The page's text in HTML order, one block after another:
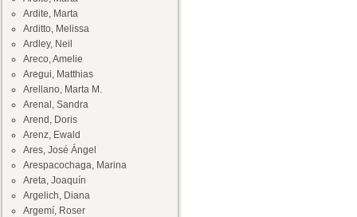
Ardite, Marta
Arditto, Melissa
Ardley, Neil
Areco, Amelie
Aregui, Matthias
Arellano, Marta M.
Arenal, Sandra
Arend, Doris
Arenz, Ewald
Ares, José Ángel
Arespacochaga, Marina
Areta, Joaquín
Argelich, Diana
Argemí, Roser